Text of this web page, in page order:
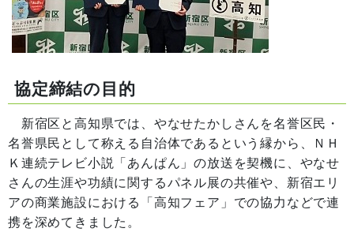
協定締結の目的
新宿区と高知県では、やなせたかしさんを名誉区民・
名誉県民として称える自治体であるという縁から、ＮＨ
Ｋ連続テレビ小説「あんぱん」の放送を契機に、やなせ
さんの生涯や功績に関するパネル展の共催や、新宿エリ
アの商業施設における「高知フェア」での協力などで連
携を深めてきました。